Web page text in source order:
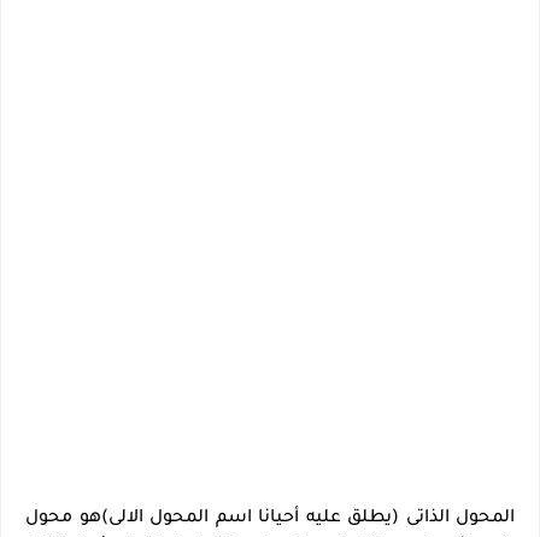
المحول الذاتى (يطلق عليه أحيانا اسم المحول الالى)هو محول